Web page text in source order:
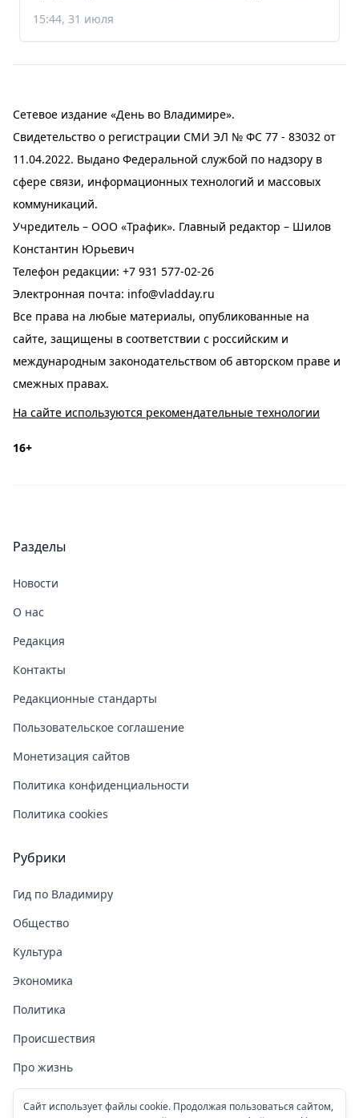
15:44, 31 июля
Сетевое издание «День во Владимире».
Свидетельство о регистрации СМИ ЭЛ № ФС 77 - 83032 от
11.04.2022. Выдано Федеральной службой по надзору в
сфере связи, информационных технологий и массовых
коммуникаций.
Учредитель – ООО «Трафик». Главный редактор – Шилов
Константин Юрьевич
Телефон редакции: +7 931 577-02-26
Электронная почта: info@vladday.ru
Все права на любые материалы, опубликованные на
сайте, защищены в соответствии с российским и
международным законодательством об авторском праве и
смежных правах.
На сайте используются рекомендательные технологии
16+
Разделы
Новости
О нас
Редакция
Контакты
Редакционные стандарты
Пользовательское соглашение
Монетизация сайтов
Политика конфиденциальности
Политика cookies
Рубрики
Гид по Владимиру
Общество
Культура
Экономика
Политика
Происшествия
Про жизнь
Здоровье
Сайт использует файлы cookie. Продолжая пользоваться сайтом,